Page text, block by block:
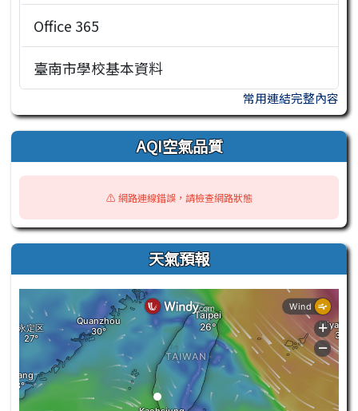
Office 365
臺南市學校基本資料
常用連結完整內容
AQI空氣品質
⚠️ 網路連線錯誤，請檢查網路狀態
天氣預報